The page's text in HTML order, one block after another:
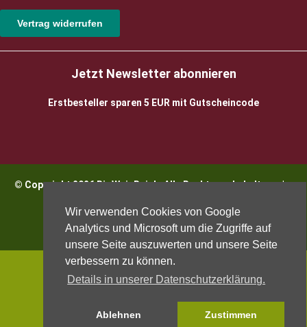
Wir verwenden Cookies von Google
Analytics und Microsoft um die Zugriffe auf
unsere Seite auszuwerten und unsere Seite
verbessern zu können.
Details in unserer Datenschutzerklärung.
Ablehnen Zustimmen
Vertrag widerrufen
Jetzt Newsletter abonnieren
Erstbesteller sparen 5 EUR mit Gutscheincode
© Copyright 2026 BioWeinReich. Alle Rechte vorbehalten |